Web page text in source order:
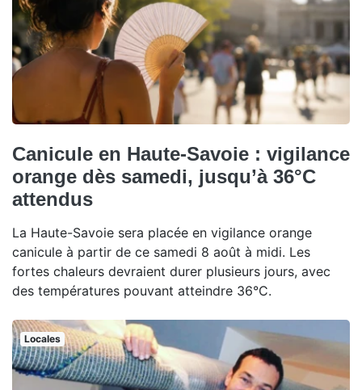
Canicule en Haute-Savoie : vigilance
orange dès samedi, jusqu’à 36°C
attendus
La Haute-Savoie sera placée en vigilance orange
canicule à partir de ce samedi 8 août à midi. Les
fortes chaleurs devraient durer plusieurs jours, avec
des températures pouvant atteindre 36°C.
Locales